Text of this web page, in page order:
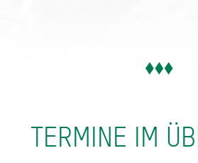
TERMINE IM